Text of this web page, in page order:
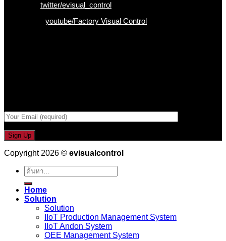
twitter/evisual_control
youtube/Factory Visual Control
Copyright 2026 © evisualcontrol
ค้นหา:
Home
Solution
Solution
IIoT Production Management System
IIoT Andon System
OEE Management System